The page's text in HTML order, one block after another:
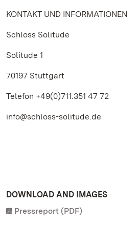
KONTAKT UND INFORMATIONEN
Schloss Solitude
Solitude 1
70197 Stuttgart
Telefon +49(0)711.351 47 72
info@schloss-solitude.de
DOWNLOAD AND IMAGES
Pressreport (PDF)